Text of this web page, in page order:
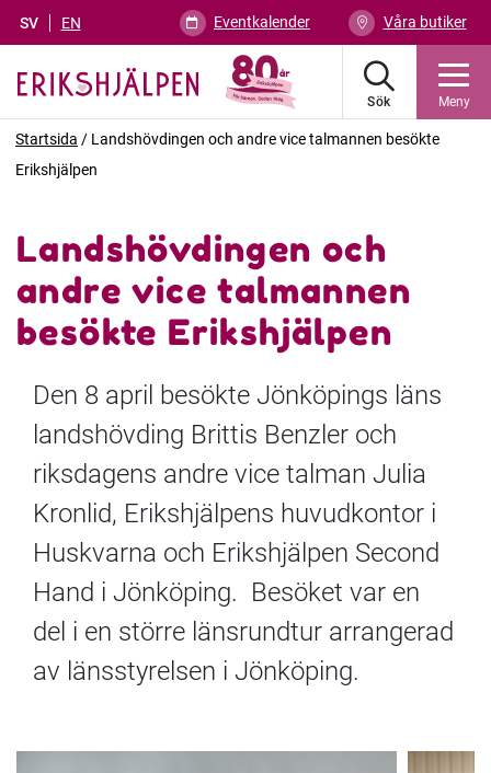
SV EN Eventkalender Våra butiker
Sök Meny
Startsida / Landshövdingen och andre vice talmannen besökte
Erikshjälpen
Landshövdingen och
andre vice talmannen
besökte Erikshjälpen
Den 8 april besökte Jönköpings läns
landshövding Brittis Benzler och
riksdagens andre vice talman Julia
Kronlid, Erikshjälpens huvudkontor i
Huskvarna och Erikshjälpen Second
Hand i Jönköping. Besöket var en
del i en större länsrundtur arrangerad
av länsstyrelsen i Jönköping.